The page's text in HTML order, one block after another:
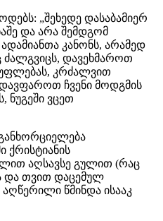
„შეხედე დასაბამიერ
და არა შემდგომ
კანონს, არამედ
ძალგვიცს, დავეხმაროთ
კრძალვით
ჩვენი მოდგმის
ნუგეში ვცეთ
ქრისტიანის
აღსავსე გულით (რაც
და თვით დაცემულ
წმინდა ისააკ